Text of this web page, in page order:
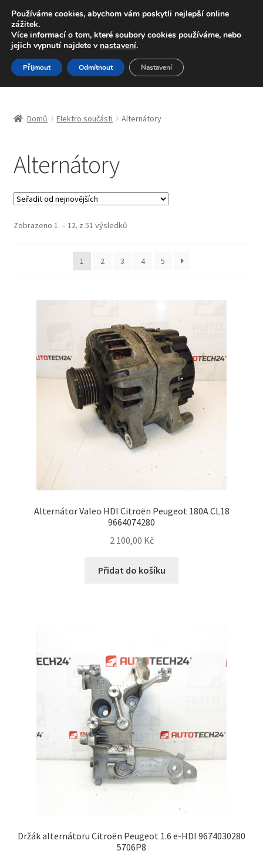
DOPRAVA od 139,-Kč
Volejte po-pá 9-16 704 494 494
Přeskočit
na
navigaci
Přejít
k
obsahu
Celosvětová doprava
Doprava
Kontakt
Obchodní podmínky
Ochrana osobních údajů
Reklamační formulář
Domů Elektro součásti Alternátory
Alternátory
Zobrazeno 1. – 12. z 51 výsledkůSeřazeno
1
2 3 4 5
Alternátor Valeo HDI Citroën Peugeot 180A CL18
9664074280
2 100,00 Kč
Přidat do košíku
Držák alternátoru Citroën Peugeot 1.6 e-HDI 9674030280
5706P8
Používáme cookies, abychom vám poskytli nejlepší online
zážitek.
Více informací o tom, které soubory cookies používáme, nebo
jejich vypnutí najdete v nastavení.
Přijmout Odmítnout Nastavení